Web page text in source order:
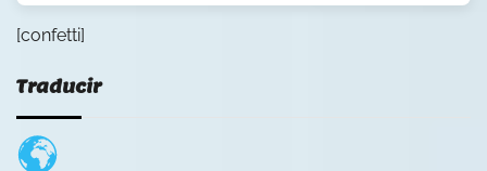
[confetti]
Traducir